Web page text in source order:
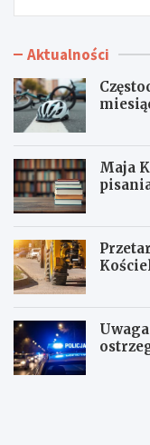
Aktualności
Maja
C
M